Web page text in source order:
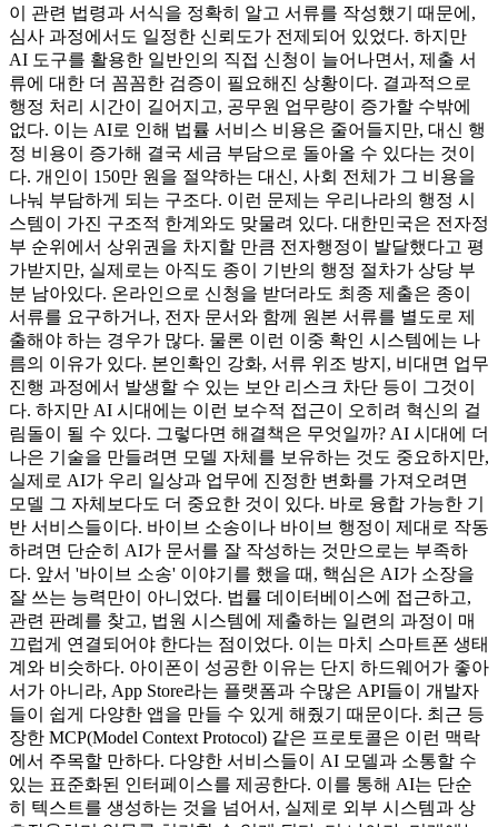
이 관련 법령과 서식을 정확히 알고 서류를 작성했기 때문에,
심사 과정에서도 일정한 신뢰도가 전제되어 있었다. 하지만
AI 도구를 활용한 일반인의 직접 신청이 늘어나면서, 제출 서
류에 대한 더 꼼꼼한 검증이 필요해진 상황이다. 결과적으로
행정 처리 시간이 길어지고, 공무원 업무량이 증가할 수밖에
없다. 이는 AI로 인해 법률 서비스 비용은 줄어들지만, 대신 행
정 비용이 증가해 결국 세금 부담으로 돌아올 수 있다는 것이
다. 개인이 150만 원을 절약하는 대신, 사회 전체가 그 비용을
나눠 부담하게 되는 구조다. 이런 문제는 우리나라의 행정 시
스템이 가진 구조적 한계와도 맞물려 있다. 대한민국은 전자정
부 순위에서 상위권을 차지할 만큼 전자행정이 발달했다고 평
가받지만, 실제로는 아직도 종이 기반의 행정 절차가 상당 부
분 남아있다. 온라인으로 신청을 받더라도 최종 제출은 종이
서류를 요구하거나, 전자 문서와 함께 원본 서류를 별도로 제
출해야 하는 경우가 많다. 물론 이런 이중 확인 시스템에는 나
름의 이유가 있다. 본인확인 강화, 서류 위조 방지, 비대면 업무
진행 과정에서 발생할 수 있는 보안 리스크 차단 등이 그것이
다. 하지만 AI 시대에는 이런 보수적 접근이 오히려 혁신의 걸
림돌이 될 수 있다. 그렇다면 해결책은 무엇일까? AI 시대에 더
나은 기술을 만들려면 모델 자체를 보유하는 것도 중요하지만,
실제로 AI가 우리 일상과 업무에 진정한 변화를 가져오려면
모델 그 자체보다도 더 중요한 것이 있다. 바로 융합 가능한 기
반 서비스들이다. 바이브 소송이나 바이브 행정이 제대로 작동
하려면 단순히 AI가 문서를 잘 작성하는 것만으로는 부족하
다. 앞서 '바이브 소송' 이야기를 했을 때, 핵심은 AI가 소장을
잘 쓰는 능력만이 아니었다. 법률 데이터베이스에 접근하고,
관련 판례를 찾고, 법원 시스템에 제출하는 일련의 과정이 매
끄럽게 연결되어야 한다는 점이었다. 이는 마치 스마트폰 생태
계와 비슷하다. 아이폰이 성공한 이유는 단지 하드웨어가 좋아
서가 아니라, App Store라는 플랫폼과 수많은 API들이 개발자
들이 쉽게 다양한 앱을 만들 수 있게 해줬기 때문이다. 최근 등
장한 MCP(Model Context Protocol) 같은 프로토콜은 이런 맥락
에서 주목할 만하다. 다양한 서비스들이 AI 모델과 소통할 수
있는 표준화된 인터페이스를 제공한다. 이를 통해 AI는 단순
히 텍스트를 생성하는 것을 넘어서, 실제로 외부 시스템과 상